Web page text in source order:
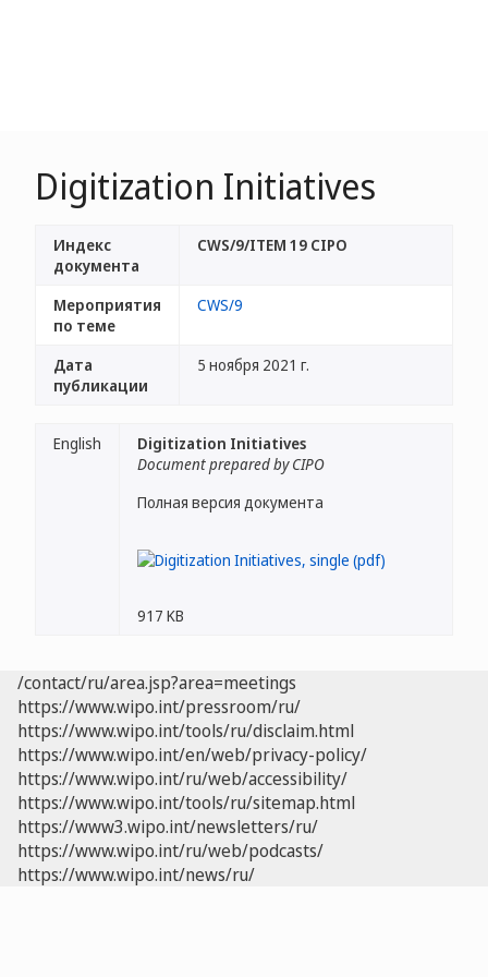
Digitization Initiatives
Индекс
документа
CWS/9/ITEM 19 CIPO
Мероприятия
по теме
CWS/9
Дата
публикации
5 ноября 2021 г.
English
Digitization Initiatives
Document prepared by CIPO
Полная версия документа
917 KB
/contact/ru/area.jsp?area=meetings
https://www.wipo.int/pressroom/ru/
https://www.wipo.int/tools/ru/disclaim.html
https://www.wipo.int/en/web/privacy-policy/
https://www.wipo.int/ru/web/accessibility/
https://www.wipo.int/tools/ru/sitemap.html
https://www3.wipo.int/newsletters/ru/
https://www.wipo.int/ru/web/podcasts/
https://www.wipo.int/news/ru/